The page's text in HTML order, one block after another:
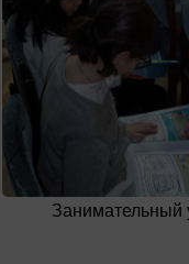
Занимательный